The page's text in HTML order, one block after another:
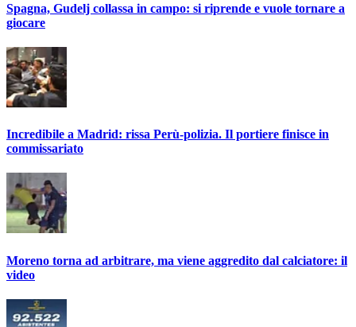
Spagna, Gudelj collassa in campo: si riprende e vuole tornare a
giocare
Incredibile a Madrid: rissa Perù-polizia. Il portiere finisce in
commissariato
Moreno torna ad arbitrare, ma viene aggredito dal calciatore: il
video